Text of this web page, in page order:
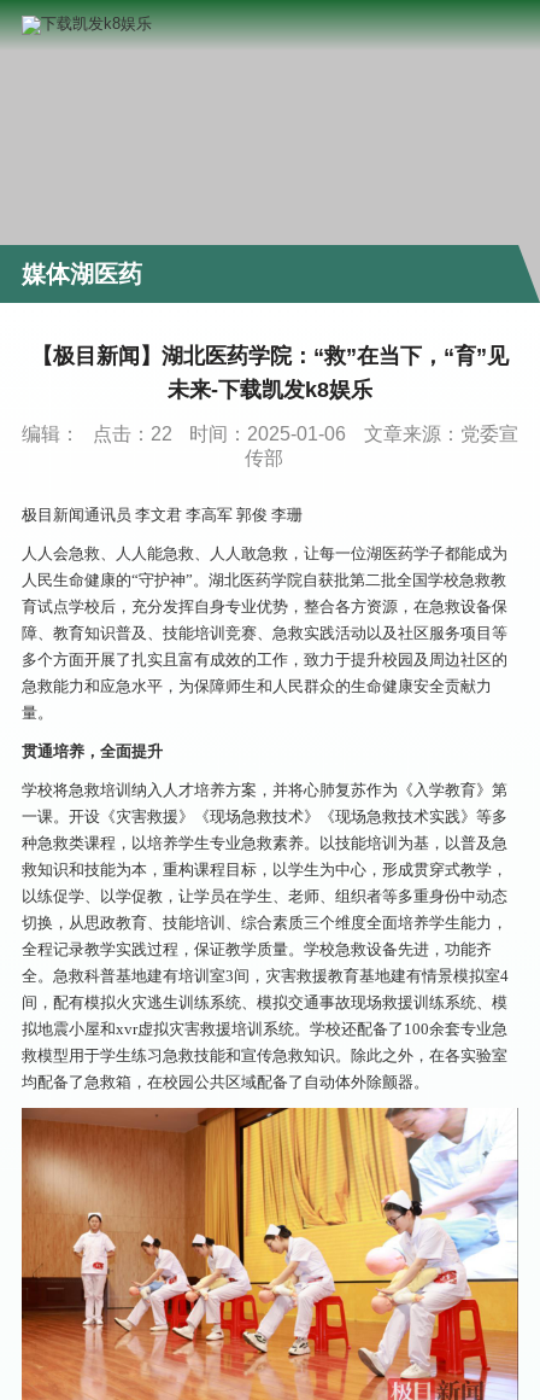
媒体湖医药
【极目新闻】湖北医药学院：“救”在当下，“育”见
未来-下载凯发k8娱乐
编辑： 点击： 22 时间：2025-01-06
文章来源：党委宣
传部
极目新闻通讯员 李文君 李高军 郭俊 李珊
人人会急救、人人能急救、人人敢急救，让每一位湖医药学子都能成为
人民生命健康的“守护神”。湖北医药学院自获批第二批全国学校急救教
育试点学校后，充分发挥自身专业优势，整合各方资源，在急救设备保
障、教育知识普及、技能培训竞赛、急救实践活动以及社区服务项目等
多个方面开展了扎实且富有成效的工作，致力于提升校园及周边社区的
急救能力和应急水平，为保障师生和人民群众的生命健康安全贡献力
量。
贯通培养，全面提升
学校将急救培训纳入人才培养方案，并将心肺复苏作为《入学教育》第
一课。开设《灾害救援》《现场急救技术》《现场急救技术实践》等多
种急救类课程，以培养学生专业急救素养。以技能培训为基，以普及急
救知识和技能为本，重构课程目标，以学生为中心，形成贯穿式教学，
以练促学、以学促教，让学员在学生、老师、组织者等多重身份中动态
切换，从思政教育、技能培训、综合素质三个维度全面培养学生能力，
全程记录教学实践过程，保证教学质量。学校急救设备先进，功能齐
全。急救科普基地建有培训室3间，灾害救援教育基地建有情景模拟室4
间，配有模拟火灾逃生训练系统、模拟交通事故现场救援训练系统、模
拟地震小屋和xvr虚拟灾害救援培训系统。学校还配备了100余套专业急
救模型用于学生练习急救技能和宣传急救知识。除此之外，在各实验室
均配备了急救箱，在校园公共区域配备了自动体外除颤器。